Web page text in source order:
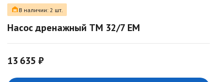
В наличии: 2 шт.
Насос дренажный TM 32/7 EM
13 635 ₽